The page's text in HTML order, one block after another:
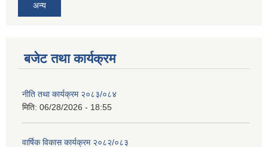
अन्य
बजेट तथा कार्यक्रम
नीति तथा कार्यक्रम २०८३/०८४
मिति: 06/28/2026 - 18:55
वार्षिक विकास कार्यक्रम २०८२/०८३